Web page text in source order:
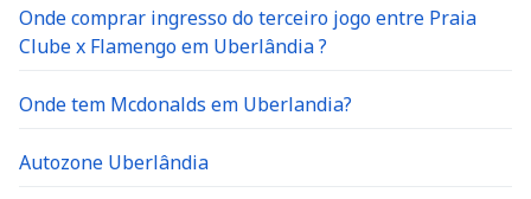
Onde comprar ingresso do terceiro jogo entre Praia
Clube x Flamengo em Uberlândia ?
Onde tem Mcdonalds em Uberlandia?
Autozone Uberlândia